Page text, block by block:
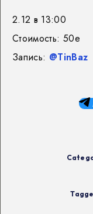
2.12 в 13:00
Стоимость: 50e
Запись: @TinBaz